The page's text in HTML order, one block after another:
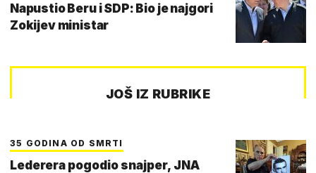
Napustio Beru i SDP: Bio je najgori
Zokijev ministar
JOŠ IZ RUBRIKE
35 GODINA OD SMRTI
Lederera pogodio snajper, JNA